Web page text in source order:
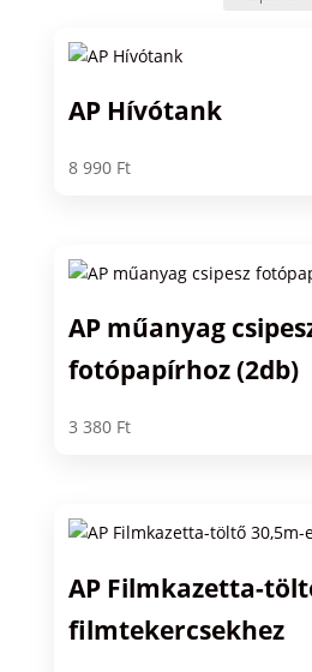
AP Hívótank
8 990 Ft
AP műanyag
fotópapírhoz (2db)
3 380 Ft
AP Filmkazetta-
filmtekercsekhez